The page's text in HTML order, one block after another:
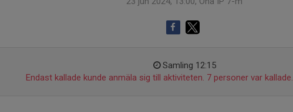
Samling 12:15
Endast kallade kunde anmäla sig till aktiviteten. 7 personer var kallade.